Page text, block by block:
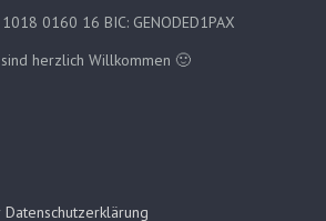
0160 16 BIC: GENODED1PAX
herzlich Willkommen 🙂
Datenschutzerklärung